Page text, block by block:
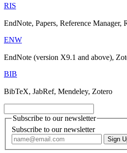
RIS
EndNote, Papers, Reference Manager,
ENW
EndNote (version X9.1 and above),
BIB
BibTeX, JabRef, Mendeley, Zotero
Subscribe to our newsletter
Subscribe to our newsletter